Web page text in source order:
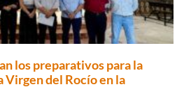
los preparativos para la
Virgen del Rocío en la